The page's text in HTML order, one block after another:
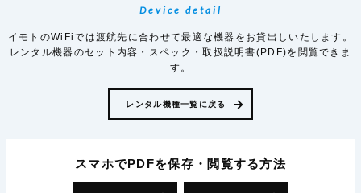
Device detail
イモトのWiFiでは渡航先に合わせて最適な機器をお貸出しいたします。
レンタル機器のセット内容・スペック・取扱説明書(PDF)を閲覧できま
す。
レンタル機種一覧に戻る
スマホでPDFを保存・閲覧する方法